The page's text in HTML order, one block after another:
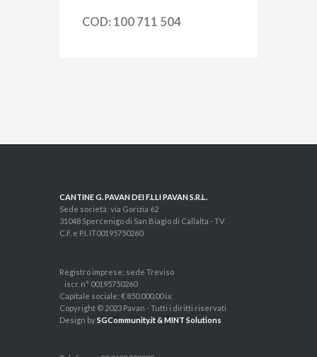
COD: 100 711 504
CANTINE G. PAVAN DEI F.LLI PAVAN S.R.L.
Sede società: via Gorizia 62
31048 Spercenigo di San Biagio di Callalta - TV
C.F. e P.I. IT00195750260
Registro imprese: sede Treviso
iscr. n° 00195750260
Capitale sociale: € 850.000,00 i.v.
Copyright © 2023 Pavan - Tutti i diritti riservati
Design bySGCommunity.it & MINT Solutions